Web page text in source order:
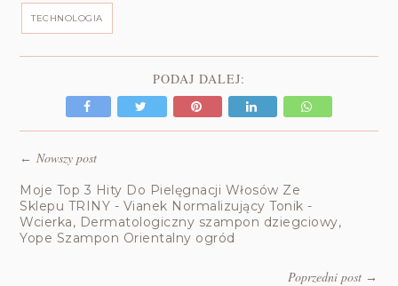
TECHNOLOGIA
PODAJ DALEJ:
←Nowszy post
Moje Top 3 Hity Do Pielęgnacji Włosów Ze
Sklepu TRINY - Vianek Normalizujący Tonik -
Wcierka, Dermatologiczny szampon dziegciowy,
Yope Szampon Orientalny ogród
Poprzedni post→